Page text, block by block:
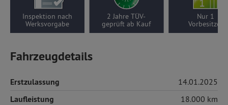
Inspektion nach
Werksvorgabe
2 Jahre TÜV-
geprüft ab Kauf
Nur 1
Vorbesitzer
Fahrzeugdetails
Erstzulassung 14.01.2025
Laufleistung 18.000 km